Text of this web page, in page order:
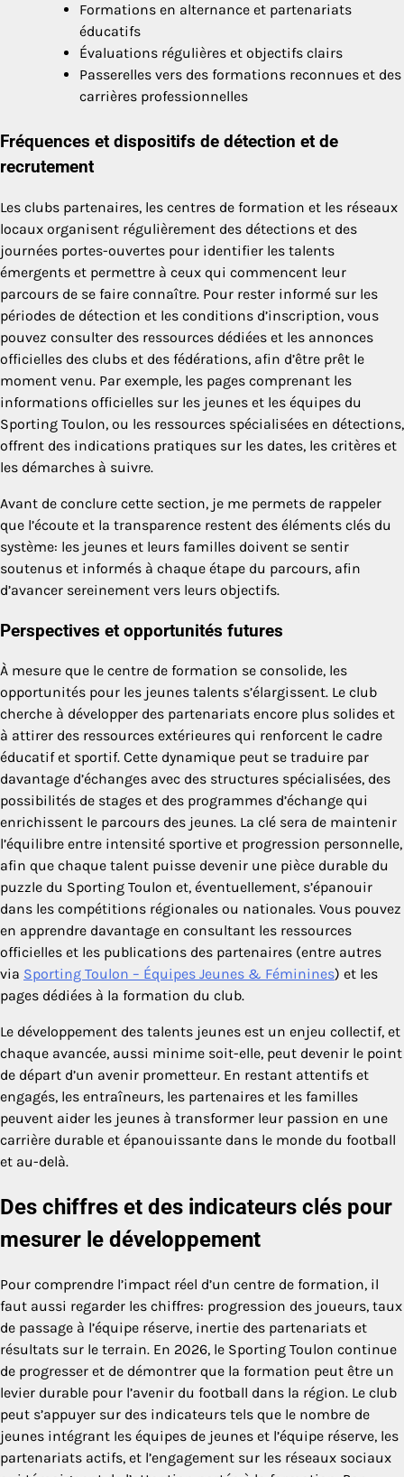
Formations en alternance et partenariats
éducatifs
Évaluations régulières et objectifs clairs
Passerelles vers des formations reconnues et des
carrières professionnelles
Fréquences et dispositifs de détection et de
recrutement
Les clubs partenaires, les centres de formation et les réseaux
locaux organisent régulièrement des détections et des
journées portes-ouvertes pour identifier les talents
émergents et permettre à ceux qui commencent leur
parcours de se faire connaître. Pour rester informé sur les
périodes de détection et les conditions d’inscription, vous
pouvez consulter des ressources dédiées et les annonces
officielles des clubs et des fédérations, afin d’être prêt le
moment venu. Par exemple, les pages comprenant les
informations officielles sur les jeunes et les équipes du
Sporting Toulon, ou les ressources spécialisées en détections,
offrent des indications pratiques sur les dates, les critères et
les démarches à suivre.
Avant de conclure cette section, je me permets de rappeler
que l’écoute et la transparence restent des éléments clés du
système: les jeunes et leurs familles doivent se sentir
soutenus et informés à chaque étape du parcours, afin
d’avancer sereinement vers leurs objectifs.
Perspectives et opportunités futures
À mesure que le centre de formation se consolide, les
opportunités pour les jeunes talents s’élargissent. Le club
cherche à développer des partenariats encore plus solides et
à attirer des ressources extérieures qui renforcent le cadre
éducatif et sportif. Cette dynamique peut se traduire par
davantage d’échanges avec des structures spécialisées, des
possibilités de stages et des programmes d’échange qui
enrichissent le parcours des jeunes. La clé sera de maintenir
l’équilibre entre intensité sportive et progression personnelle,
afin que chaque talent puisse devenir une pièce durable du
puzzle du Sporting Toulon et, éventuellement, s’épanouir
dans les compétitions régionales ou nationales. Vous pouvez
en apprendre davantage en consultant les ressources
officielles et les publications des partenaires (entre autres
via Sporting Toulon – Équipes Jeunes & Féminines) et les
pages dédiées à la formation du club.
Le développement des talents jeunes est un enjeu collectif, et
chaque avancée, aussi minime soit-elle, peut devenir le point
de départ d’un avenir prometteur. En restant attentifs et
engagés, les entraîneurs, les partenaires et les familles
peuvent aider les jeunes à transformer leur passion en une
carrière durable et épanouissante dans le monde du football
et au-delà.
Des chiffres et des indicateurs clés pour
mesurer le développement
Pour comprendre l’impact réel d’un centre de formation, il
faut aussi regarder les chiffres: progression des joueurs, taux
de passage à l’équipe réserve, inertie des partenariats et
résultats sur le terrain. En 2026, le Sporting Toulon continue
de progresser et de démontrer que la formation peut être un
levier durable pour l’avenir du football dans la région. Le club
peut s’appuyer sur des indicateurs tels que le nombre de
jeunes intégrant les équipes de jeunes et l’équipe réserve, les
partenariats actifs, et l’engagement sur les réseaux sociaux